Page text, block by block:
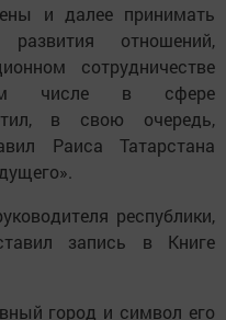
и далее принимать
отношений,
сотрудничестве
числе в сфере
в свою очередь,
Раиса Татарстана
республики,
запись в Книге
город и символ его